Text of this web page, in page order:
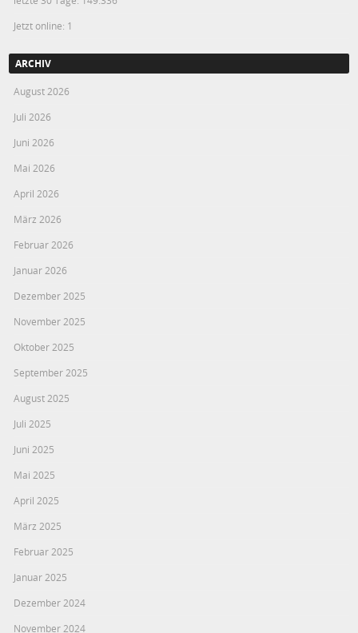
Jetzt online: 1
ARCHIV
August 2026
Juli 2026
Juni 2026
Mai 2026
April 2026
März 2026
Februar 2026
Januar 2026
Dezember 2025
November 2025
Oktober 2025
September 2025
August 2025
Juli 2025
Juni 2025
Mai 2025
April 2025
März 2025
Februar 2025
Januar 2025
Dezember 2024
November 2024